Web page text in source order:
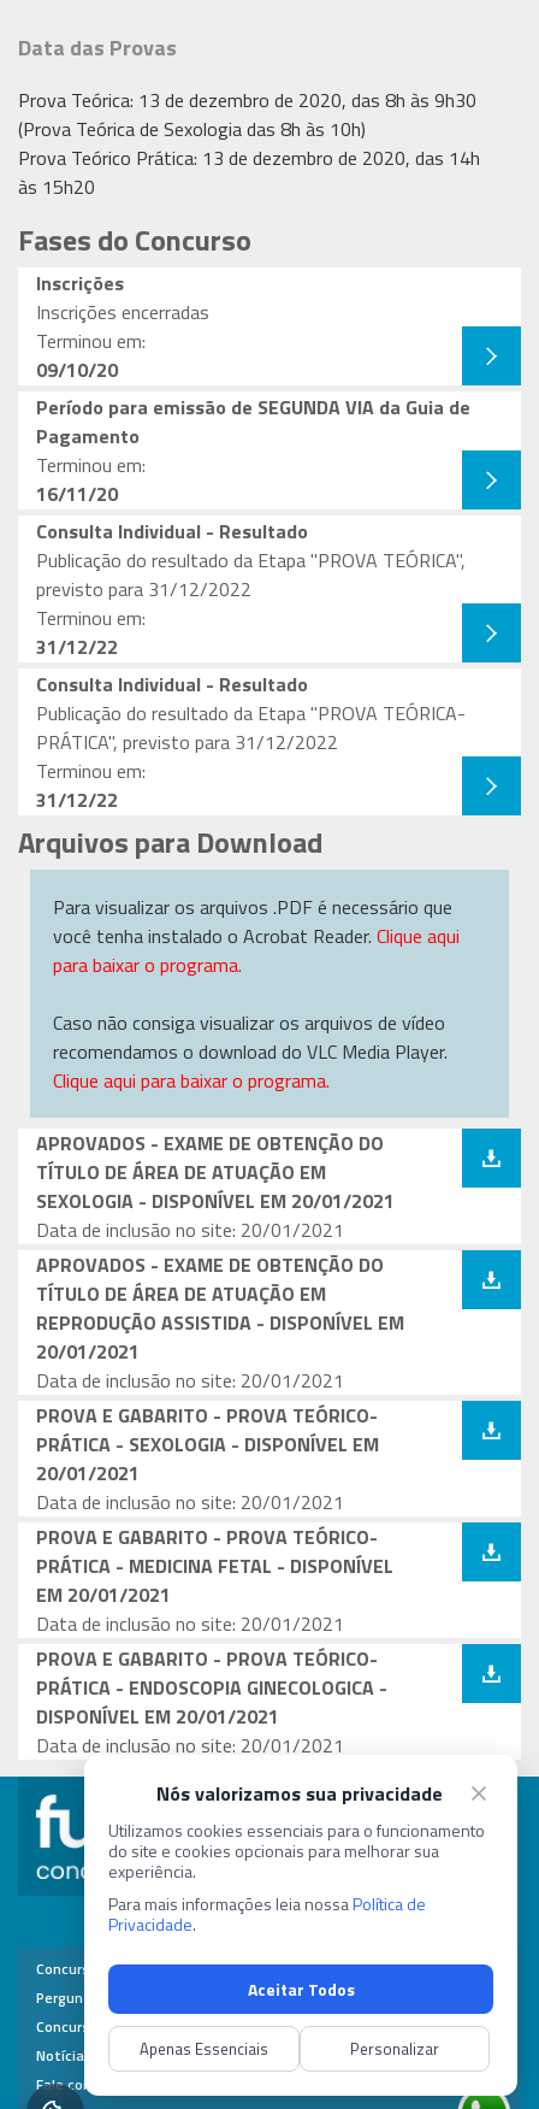
Nós valorizamos sua privacidade
Utilizamos cookies essenciais para o funcionamento
do site e cookies opcionais para melhorar sua
experiência.
Para mais informações leia nossaPolítica de
Privacidade.
Data das Provas
Prova Teórica: 13 de dezembro de 2020, das 8h às 9h30
(Prova Teórica de Sexologia das 8h às 10h)
Prova Teórico Prática: 13 de dezembro de 2020, das 14h
às 15h20
Fases do Concurso
Inscrições
Inscrições encerradas
Terminou em:
09/10/20
Período para emissão de SEGUNDA VIA da Guia de
Pagamento
Terminou em:
16/11/20
Consulta Individual - Resultado
Publicação do resultado da Etapa "PROVA TEÓRICA",
previsto para 31/12/2022
Terminou em:
31/12/22
Consulta Individual - Resultado
Publicação do resultado da Etapa "PROVA TEÓRICA-
PRÁTICA", previsto para 31/12/2022
Terminou em:
31/12/22
Arquivos para Download
Para visualizar os arquivos .PDF é necessário que
você tenha instalado o Acrobat Reader.Clique aqui
para baixar o programa.
Caso não consiga visualizar os arquivos de vídeo
recomendamos o download do VLC Media Player.
Clique aqui para baixar o programa.
APROVADOS - EXAME DE OBTENÇÃO DO
TÍTULO DE ÁREA DE ATUAÇÃO EM
SEXOLOGIA - DISPONÍVEL EM 20/01/2021
Data de inclusão no site: 20/01/2021
APROVADOS - EXAME DE OBTENÇÃO DO
TÍTULO DE ÁREA DE ATUAÇÃO EM
REPRODUÇÃO ASSISTIDA - DISPONÍVEL EM
20/01/2021
Data de inclusão no site: 20/01/2021
PROVA E GABARITO - PROVA TEÓRICO-
PRÁTICA - SEXOLOGIA - DISPONÍVEL EM
20/01/2021
Data de inclusão no site: 20/01/2021
PROVA E GABARITO - PROVA TEÓRICO-
PRÁTICA - MEDICINA FETAL - DISPONÍVEL
EM 20/01/2021
Data de inclusão no site: 20/01/2021
PROVA E GABARITO - PROVA TEÓRICO-
PRÁTICA - ENDOSCOPIA GINECOLOGICA -
DISPONÍVEL EM 20/01/2021
Data de inclusão no site: 20/01/2021
Concursos
Perguntas Frequentes
Concursos Realizados
Notícias
Fale com a Fundep
Área do Candidato
Minhas Inscrições
Dados Pessoais
Alterar Senha